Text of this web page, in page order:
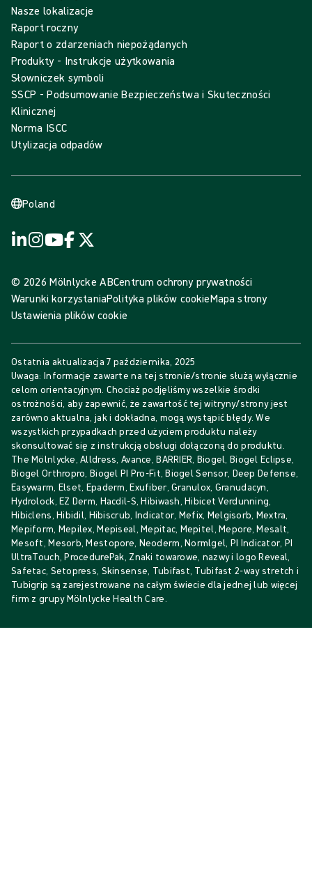
Nasze lokalizacje
Raport roczny
Raport o zdarzeniach niepożądanych
Produkty - Instrukcje użytkowania
Słowniczek symboli
SSCP - Podsumowanie Bezpieczeństwa i Skuteczności
Klinicznej
Norma ISCC
Utylizacja odpadów
Poland
© 2026 Mölnlycke ABCentrum ochrony prywatności
Warunki korzystaniaPolityka plików cookieMapa strony
Ustawienia plików cookie
Ostatnia aktualizacja7 października, 2025
Uwaga: Informacje zawarte na tej stronie/stronie służą wyłącznie
celom orientacyjnym. Chociaż podjęliśmy wszelkie środki
ostrożności, aby zapewnić, że zawartość tej witryny/strony jest
zarówno aktualna, jak i dokładna, mogą wystąpić błędy. We
wszystkich przypadkach przed użyciem produktu należy
skonsultować się z instrukcją obsługi dołączoną do produktu.
The Mölnlycke, Alldress, Avance, BARRIER, Biogel, Biogel Eclipse,
Biogel Orthropro, Biogel PI Pro-Fit, Biogel Sensor, Deep Defense,
Easywarm, Elset, Epaderm, Exufiber, Granulox, Granudacyn,
Hydrolock, EZ Derm, Hacdil-S, Hibiwash, Hibicet Verdunning,
Hibiclens, Hibidil, Hibiscrub, Indicator, Mefix, Melgisorb, Mextra,
Mepiform, Mepilex, Mepiseal, Mepitac, Mepitel, Mepore, Mesalt,
Mesoft, Mesorb, Mestopore, Neoderm, Normlgel, PI Indicator, PI
UltraTouch, ProcedurePak, Znaki towarowe, nazwy i logo Reveal,
Safetac, Setopress, Skinsense, Tubifast, Tubifast 2-way stretch i
Tubigrip są zarejestrowane na całym świecie dla jednej lub więcej
firm z grupy Mölnlycke Health Care.